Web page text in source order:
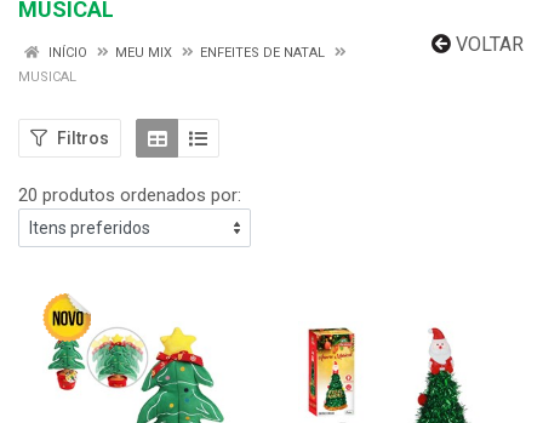
MUSICAL
VOLTAR
INÍCIO MEU MIX
ENFEITES DE NATAL
MUSICAL
Filtros
20 produtos ordenados por: